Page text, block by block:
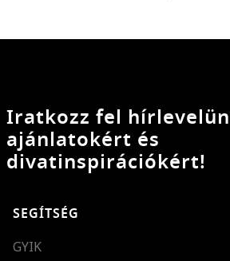
Iratkozz fel
ajánlatokért és
divatinspirációkért!
SEGÍTSÉG
GYIK